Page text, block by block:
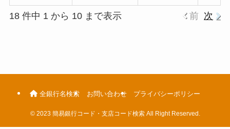
18 件中 1 から 10 まで表示 前 次
全銀行名検索 お問い合わせ プライバシーポリシー
©2023 簡易銀行コード・支店コード検索 All Right Reserved.